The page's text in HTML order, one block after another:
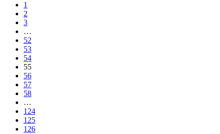
1
2
3
…
52
53
54
55
56
57
58
…
124
125
126